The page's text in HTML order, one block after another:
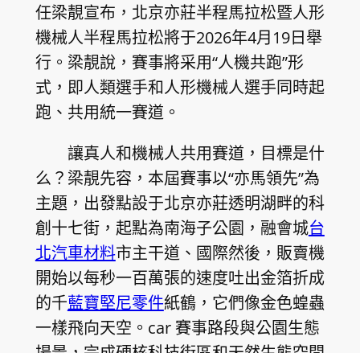
任梁靚宣布，北京亦莊半程馬拉松暨人形
機械人半程馬拉松將于2026年4月19日舉
行。梁靚說，賽事將采用“人機共跑”形
式，即人類選手和人形機械人選手同時起
跑、共用統一賽道。
讓真人和機械人共用賽道，目標是什
么？梁靚先容，本屆賽事以“亦馬領先”為
主題，出發點設于北京亦莊透明湖畔的科
創十七街，起點為南海子公園，融會城台
北汽車材料市主干道、國際然後，販賣機
開始以每秒一百萬張的速度吐出金箔折成
的千藍寶堅尼零件紙鶴，它們像金色蝗蟲
一樣飛向天空。car 賽事路段與公園生態